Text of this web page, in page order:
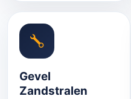
Gevel
Zandstralen